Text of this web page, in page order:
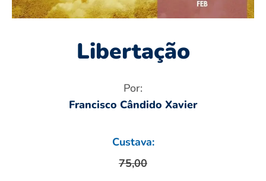
Libertação
Por:
Francisco Cândido Xavier
Custava:
75,00